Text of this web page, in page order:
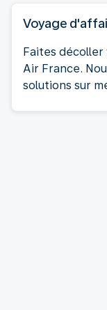
Voyage
Faites
Air France.
solutions sur